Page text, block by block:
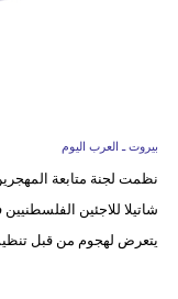
بيروت ـ العرب اليوم
نظمت لجنة متابعة
شاتيلا للاجئين
يتعرض لهجوم من قبل